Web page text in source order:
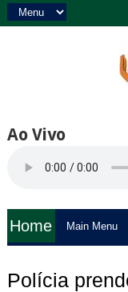
Ao Vivo
Home
Polícia